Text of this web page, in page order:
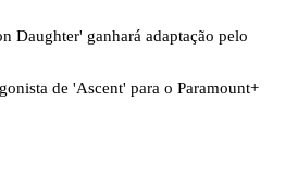
Daughter' ganhará adaptação pelo
de 'Ascent' para o Paramount+